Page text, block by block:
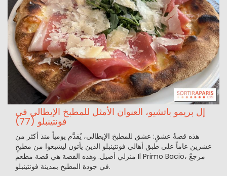
إل بريمو باتشيو، العنوان الأمثل للمطبخ الإيطالي في
فونتينبلو (77)
هذه قصةُ عشقٍ: عشق للمطبخ الإيطالي، يُقدَّم يومياً منذ أكثر من
عشرين عاماً على طبق أهالي فونتينبلو الذين يأتون ليشبعوا من مطبخٍ
منزلي أصيل. وهذه القصة هي قصة مطعم Il Primo Bacio، مرجعٌ
في جودة المطبخ بمدينة فونتينبلو.